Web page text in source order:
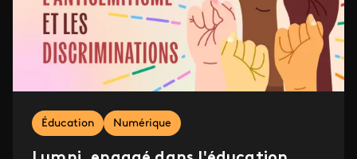
Éducation Numérique